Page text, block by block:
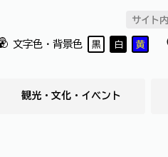
文字色・背景色 黒 白 黄
観光・文化・イベント